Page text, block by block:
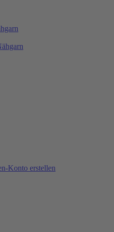
Konto erstellen